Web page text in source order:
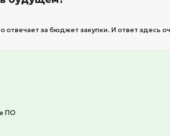
отвечает за бюджет закупки. И ответ здесь
ПО